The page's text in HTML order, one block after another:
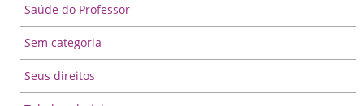
Saúde do Professor
Sem categoria
Seus direitos